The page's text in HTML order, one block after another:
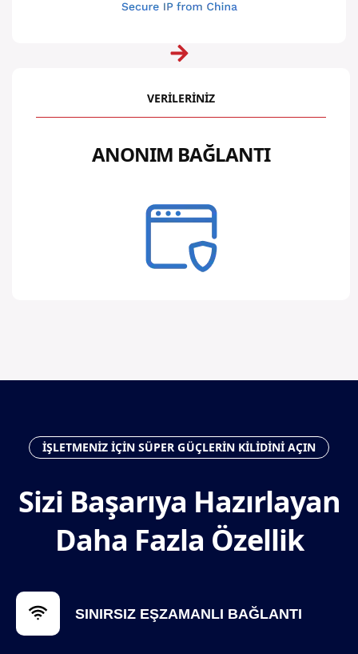
VERİLERİNİZ
ANONIM BAĞLANTI
İŞLETMENIZ IÇIN SÜPER GÜÇLERIN KILIDINI AÇIN
Sizi Başarıya Hazırlayan
Daha Fazla Özellik
SINIRSIZ EŞZAMANLI BAĞLANTI